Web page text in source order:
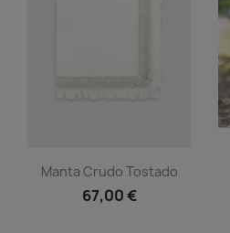
Vista rápida
Manta Crudo Tostado
67,00 €